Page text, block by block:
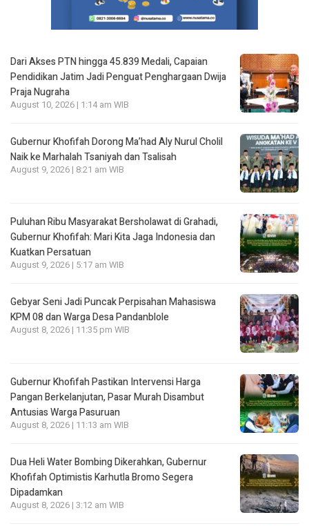
Dari Akses PTN hingga 45.839 Medali, Capaian
Pendidikan Jatim Jadi Penguat Penghargaan Dwija
Praja Nugraha
August 10, 2026 | 1:14 am WIB
Gubernur Khofifah Dorong Ma’had Aly Nurul Cholil
Naik ke Marhalah Tsaniyah dan Tsalisah
August 9, 2026 | 8:21 am WIB
Puluhan Ribu Masyarakat Bersholawat di Grahadi,
Gubernur Khofifah: Mari Kita Jaga Indonesia dan
Kuatkan Persatuan
August 9, 2026 | 5:17 am WIB
Gebyar Seni Jadi Puncak Perpisahan Mahasiswa
KPM 08 dan Warga Desa Pandanblole
August 8, 2026 | 11:35 pm WIB
Gubernur Khofifah Pastikan Intervensi Harga
Pangan Berkelanjutan, Pasar Murah Disambut
Antusias Warga Pasuruan
August 8, 2026 | 11:13 am WIB
Dua Heli Water Bombing Dikerahkan, Gubernur
Khofifah Optimistis Karhutla Bromo Segera
Dipadamkan
August 8, 2026 | 3:12 am WIB